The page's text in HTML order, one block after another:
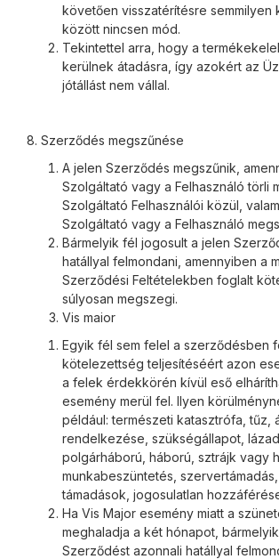
követően visszatérítésre semmilyen
között nincsen mód.
Tekintettel arra, hogy a
kerülnek átadásra, így azokért az
jótállást nem vállal.
8. Szerződés megszűnése
A jelen Szerződés megszűnik,
Szolgáltató vagy a Felhasználó törli
Szolgáltató Felhasználói közül,
Szolgáltató vagy a Felhasználó
Bármelyik fél jogosult a jelen
hatállyal felmondani, amennyiben a
Szerződési Feltételekben foglalt
súlyosan megszegi.
Vis maior
Egyik fél sem felel a szerződésben
kötelezettség teljesítéséért azon
a felek érdekkörén kívül eső
esemény merül fel. Ilyen
például: természeti katasztrófa, tűz,
rendelkezése, szükségállapot,
polgárháború, háború, sztrájk vagy
munkabeszüntetés,
támadások, jogosulatlan
Ha Vis Major esemény miatt a
meghaladja a két hónapot,
Szerződést azonnali hatállyal